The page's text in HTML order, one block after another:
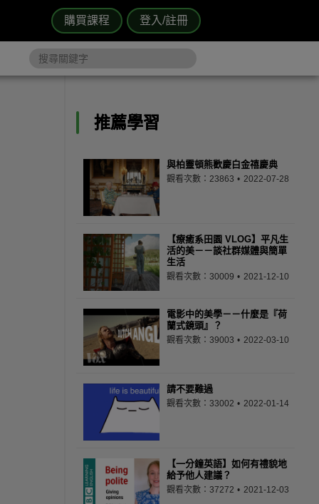
購買課程 登入/註冊
推薦學習
與柏靈頓熊歡慶白金禧慶典
觀看次數：23863 2022-07-28
【療癒系田園 VLOG】平凡生
活的美－－談社群媒體與簡單
生活
觀看次數：30009 2021-12-10
電影中的美學－－什麼是『荷
蘭式鏡頭』？
觀看次數：39003 2022-03-10
請不要難過
觀看次數：33002 2022-01-14
【一分鐘英語】如何有禮貌地
給予他人建議？
觀看次數：37272 2021-12-03